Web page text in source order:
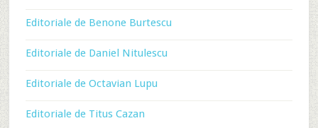
Editoriale de Benone Burtescu
Editoriale de Daniel Nitulescu
Editoriale de Octavian Lupu
Editoriale de Titus Cazan